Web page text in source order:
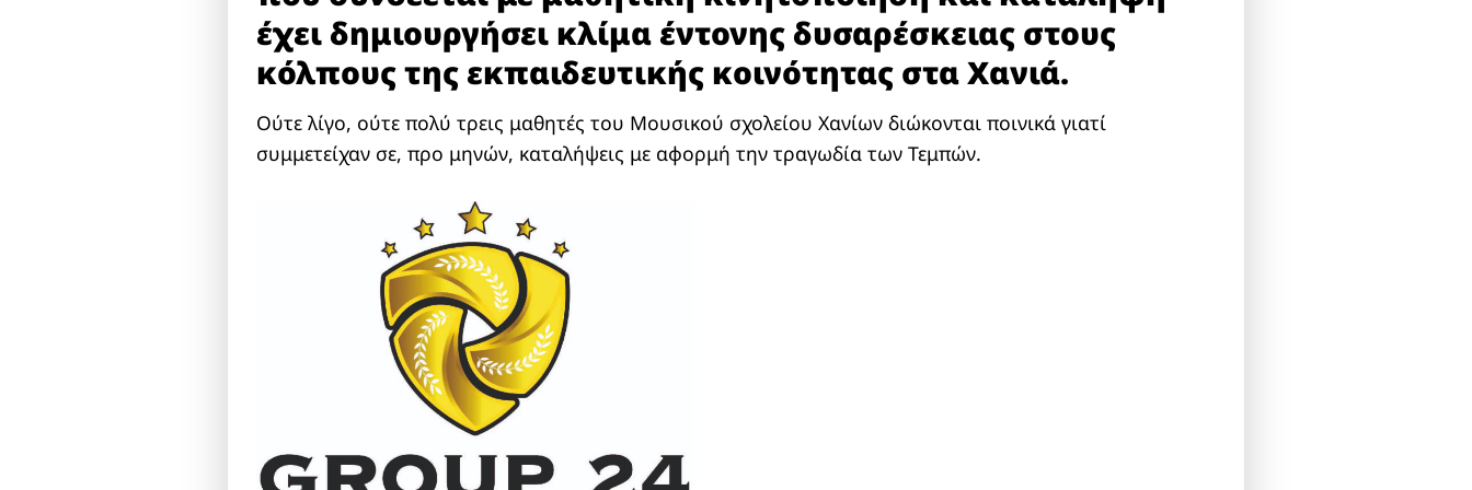
έχει δημιουργήσει κλίμα έντονης δυσαρέσκειας στους
κόλπους της εκπαιδευτικής κοινότητας στα Χανιά.
Ούτε λίγο, ούτε πολύ τρεις μαθητές του Μουσικού σχολείου Χανίων διώκονται ποινικά γιατί
συμμετείχαν σε, προ μηνών, καταλήψεις με αφορμή την τραγωδία των Τεμπών.